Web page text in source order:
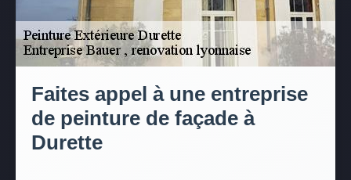
Faites appel à une entreprise
de peinture de façade à
Durette